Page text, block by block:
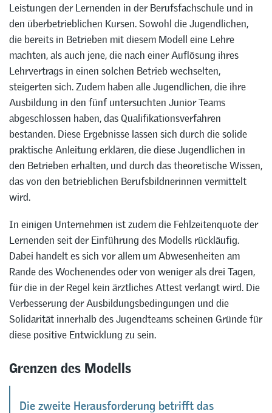
Leistungen der Lernenden in der Berufsfachschule und in
den überbetrieblichen Kursen. Sowohl die Jugendlichen,
die bereits in Betrieben mit diesem Modell eine Lehre
machten, als auch jene, die nach einer Auflösung ihres
Lehrvertrags in einen solchen Betrieb wechselten,
steigerten sich. Zudem haben alle Jugendlichen, die ihre
Ausbildung in den fünf untersuchten Junior Teams
abgeschlossen haben, das Qualifikationsverfahren
bestanden. Diese Ergebnisse lassen sich durch die solide
praktische Anleitung erklären, die diese Jugendlichen in
den Betrieben erhalten, und durch das theoretische Wissen,
das von den betrieblichen Berufsbildnerinnen vermittelt
wird.
In einigen Unternehmen ist zudem die Fehlzeitenquote der
Lernenden seit der Einführung des Modells rückläufig.
Dabei handelt es sich vor allem um Abwesenheiten am
Rande des Wochenendes oder von weniger als drei Tagen,
für die in der Regel kein ärztliches Attest verlangt wird. Die
Verbesserung der Ausbildungsbedingungen und die
Solidarität innerhalb des Jugendteams scheinen Gründe für
diese positive Entwicklung zu sein.
Grenzen des Modells
Die zweite Herausforderung betrifft das